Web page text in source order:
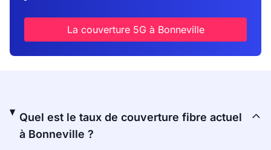
La couverture 5G à Bonneville
Quel est le taux de couverture fibre actuel
à Bonneville ?